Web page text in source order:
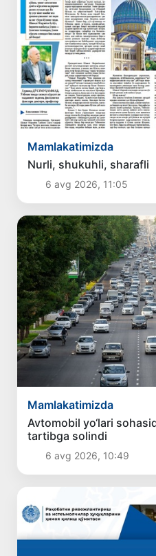
Mamlakatimizda
Nurli, shukuhli, sharafli
6 avg 2026, 11:05
Mamlakatimizda
Avtomobil yo‘lari
tartibga solindi
6 avg 2026, 10:49